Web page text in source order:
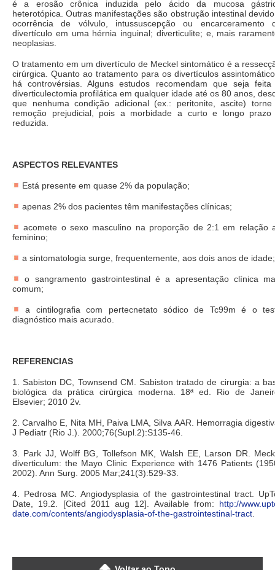
é a erosão crônica induzida pelo ácido da mucosa
heterotópica. Outras manifestações são obstrução intestinal
ocorrência de vólvulo, intussuscepção ou encarceramento
divertículo em uma hérnia inguinal; diverticulite; e, mais
neoplasias.
O tratamento em um divertículo de Meckel sintomático é a
cirúrgica. Quanto ao tratamento para os divertículos
há controvérsias. Alguns estudos recomendam que seja
diverticulectomia profilática em qualquer idade até os 80 anos,
que nenhuma condição adicional (ex.: peritonite, ascite)
remoção prejudicial, pois a morbidade a curto e longo
reduzida.
ASPECTOS RELEVANTES
Está presente em quase 2% da população;
apenas 2% dos pacientes têm manifestações clínicas;
acomete o sexo masculino na proporção de 2:1 em relação
feminino;
a sintomatologia surge, frequentemente, aos dois anos de idade;
o sangramento gastrointestinal é a apresentação clínica
comum;
a cintilografia com pertecnetato sódico de Tc99m é o
diagnóstico mais acurado.
REFERENCIAS
1. Sabiston DC, Townsend CM. Sabiston tratado de cirurgia: a
biológica da prática cirúrgica moderna. 18ª ed. Rio de
Elsevier; 2010 2v.
2. Carvalho E, Nita MH, Paiva LMA, Silva AAR. Hemorragia
J Pediatr (Rio J.). 2000;76(Supl.2):S135-46.
3. Park JJ, Wolff BG, Tollefson MK, Walsh EE, Larson DR.
diverticulum: the Mayo Clinic Experience with 1476 Patients
2002). Ann Surg. 2005 Mar;241(3):529-33.
4. Pedrosa MC. Angiodysplasia of the gastrointestinal tract.
Date, 19.2. [Cited 2011 aug 12]. Available from: http://
date.com/contents/angiodysplasia-of-the-gastrointestinal-tract